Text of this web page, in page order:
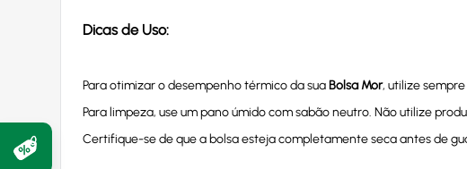
Dicas de Uso:
Para otimizar o desempenho térmico da suaBolsa Mor, utilize
Para limpeza, use um pano úmido com sabão neutro. Não utilize
Certifique-se de que a bolsa esteja completamente seca antes de